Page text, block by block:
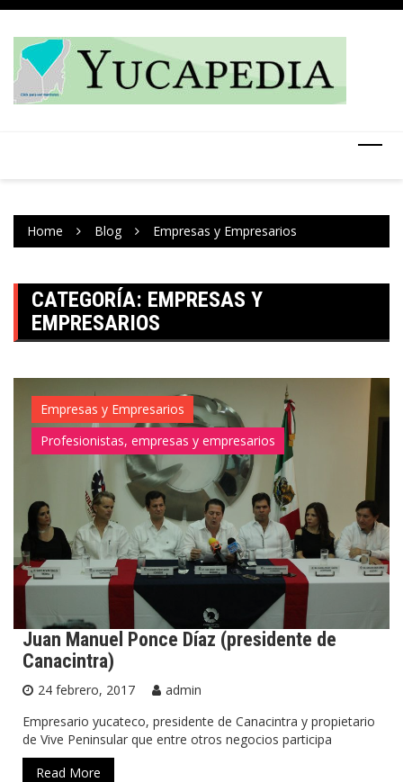
Skip
content
Home Blog Empresas y Empresarios
CATEGORÍA: EMPRESAS Y
EMPRESARIOS
Empresas y Empresarios
Profesionistas, empresas y empresarios
Juan Manuel Ponce Díaz (presidente de
Canacintra)
24 febrero, 2017
admin
Empresario yucateco, presidente de Canacintra y propietario
de Vive Peninsular que entre otros negocios participa
Read More